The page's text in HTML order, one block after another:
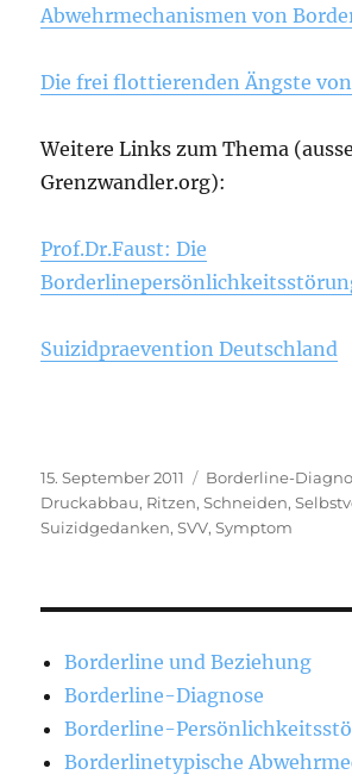
Abwehrmechanismen von
Die frei flottierenden Ängste
Weitere Links zum Thema
Grenzwandler.org):
Prof.Dr.Faust: Die
Suizidpraevention Deutschland
Veröffentlicht
am
15. September 2011 Kategorien
Borderline-
Druckabbau, Ritzen,Schneiden,
Suizidgedanken,SVV,Symptom
Borderline und Beziehung
Borderline-Diagnose
Borderline-
Borderlinetypische